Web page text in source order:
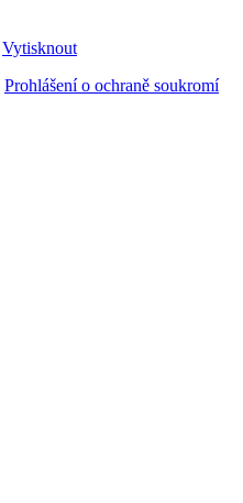
Vytisknout
Prohlášení o ochraně soukromí